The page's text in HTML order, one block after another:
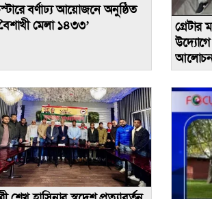
বর্ণাঢ্য আয়োজনে অনুষ্ঠিত
মেলা ১৪৩৩’
গ্রেটার